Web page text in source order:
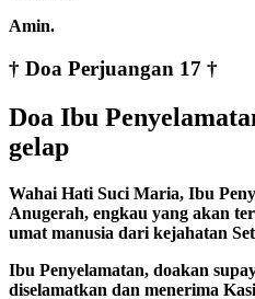
Amin.
† Doa Perjuangan 17 †
Doa Ibu
gelap
Wahai Hati Suci Maria, Ibu
Anugerah, engkau yang akan
umat manusia dari kejahatan
Ibu Penyelamatan, doakan
diselamatkan dan menerima